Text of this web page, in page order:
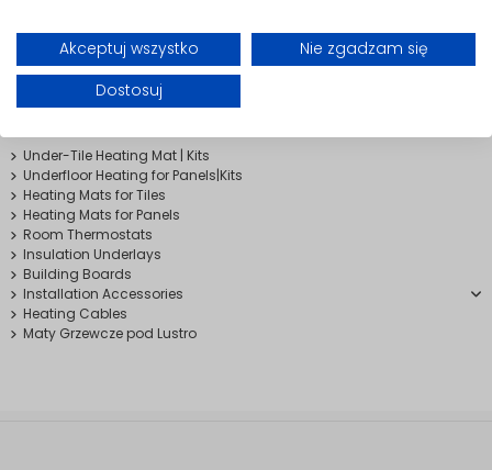
Akceptuj wszystko
Nie zgadzam się
Dostosuj
options, they allow full temperature control and energy savings. They
are especially recommended for new builds and renovation projects,
where functionality, safety, and thermal comfort are a priority.
Heating Mats
Under-Tile Heating Mat | Kits
Underfloor Heating for Panels|Kits
Heating Mats for Tiles
Heating Mats for Panels
Room Thermostats
Insulation Underlays
Building Boards
Installation Accessories
Heating Cables
Maty Grzewcze pod Lustro